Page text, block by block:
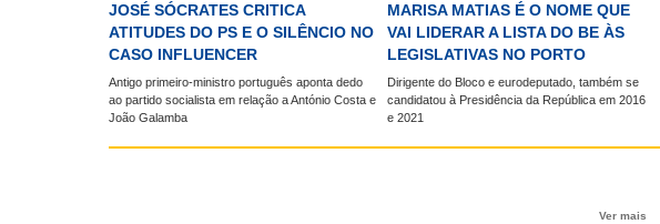
JOSÉ SÓCRATES CRITICA
ATITUDES DO PS E O SILÊNCIO NO
CASO INFLUENCER
Antigo primeiro-ministro português aponta dedo
ao partido socialista em relação a António Costa e
João Galamba
MARISA MATIAS É O NOME QUE
VAI LIDERAR A LISTA DO BE ÀS
LEGISLATIVAS NO PORTO
Dirigente do Bloco e eurodeputado, também se
candidatou à Presidência da República em 2016
e 2021
Ver mais